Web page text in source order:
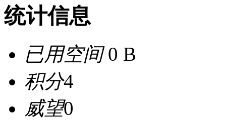
统计信息
已用空间0 B
积分4
威望0